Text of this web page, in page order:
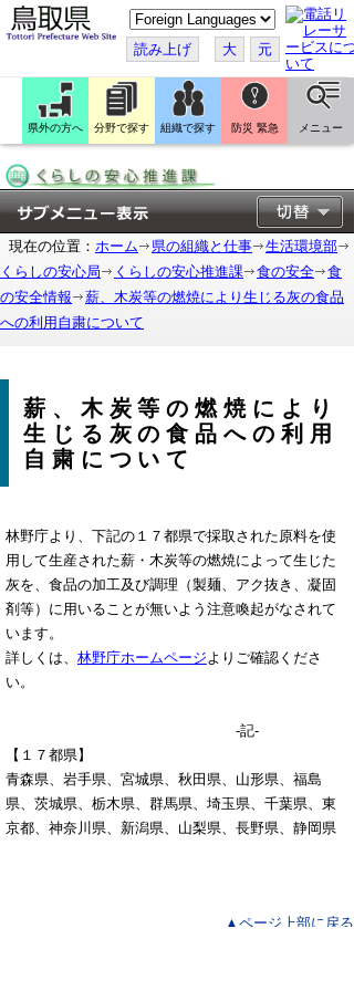
こ
の
ペ
ー
ジ
翻
訳
す
読み上げ 大 元
県外の方へ 分野で探す 組織で探す 防災 緊急 メニュー
現在の位置： ホーム 県の組織と仕事
生活環境部
くらしの安心局
くらしの安心推進課 食の安全
食
の安全情報
薪、木炭等の燃焼により生じる灰の食品
への利用自粛について
薪、木炭等の燃焼により
生じる灰の食品への利用
自粛について
林野庁より、下記の１７都県で採取された原料を使
用して生産された薪・木炭等の燃焼によって生じた
灰を、食品の加工及び調理（製麺、アク抜き、凝固
剤等）に用いることが無いよう注意喚起がなされて
います。
詳しくは、 林野庁ホームページ よりご確認くださ
い。
-記-
【１７都県】
青森県、岩手県、宮城県、秋田県、山形県、福島
県、茨城県、栃木県、群馬県、埼玉県、千葉県、東
京都、神奈川県、新潟県、山梨県、長野県、静岡県
▲ページ上部に戻る